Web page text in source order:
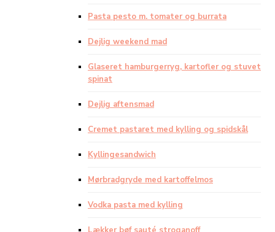
Pasta pesto m. tomater og burrata
Dejlig weekend mad
Glaseret hamburgerryg, kartofler og stuvet
spinat
Dejlig aftensmad
Cremet pastaret med kylling og spidskål
Kyllingesandwich
Mørbradgryde med kartoffelmos
Vodka pasta med kylling